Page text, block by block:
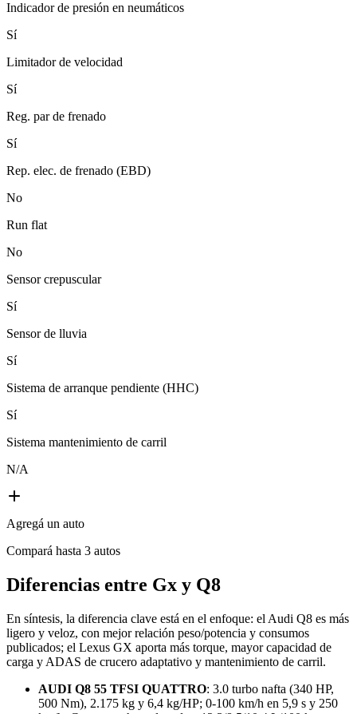
Indicador de presión en neumáticos
Sí
Limitador de velocidad
Sí
Reg. par de frenado
Sí
Rep. elec. de frenado (EBD)
No
Run flat
No
Sensor crepuscular
Sí
Sensor de lluvia
Sí
Sistema de arranque pendiente (HHC)
Sí
Sistema mantenimiento de carril
N/A
Agregá un auto
Compará hasta 3 autos
Diferencias entre Gx y Q8
En síntesis, la diferencia clave está en el enfoque: el Audi Q8 es más
ligero y veloz, con mejor relación peso/potencia y consumos
publicados; el Lexus GX aporta más torque, mayor capacidad de
carga y ADAS de crucero adaptativo y mantenimiento de carril.
AUDI Q8 55 TFSI QUATTRO: 3.0 turbo nafta (340 HP,
500 Nm), 2.175 kg y 6,4 kg/HP; 0-100 km/h en 5,9 s y 250